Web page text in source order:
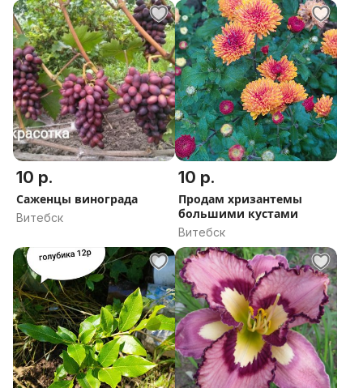
10 р.
Саженцы винограда
Витебск
10 р.
Продам хризантемы
большими кустами
Витебск